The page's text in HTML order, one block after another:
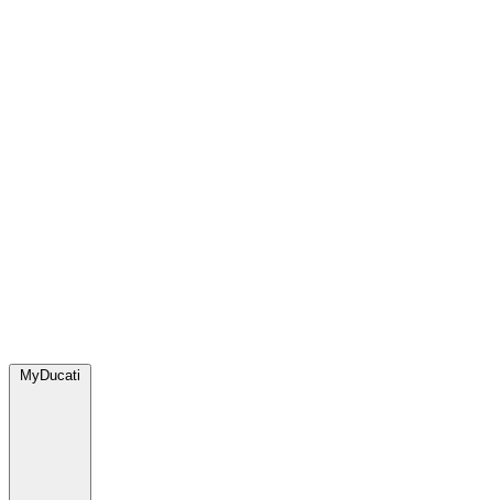
MyDucati